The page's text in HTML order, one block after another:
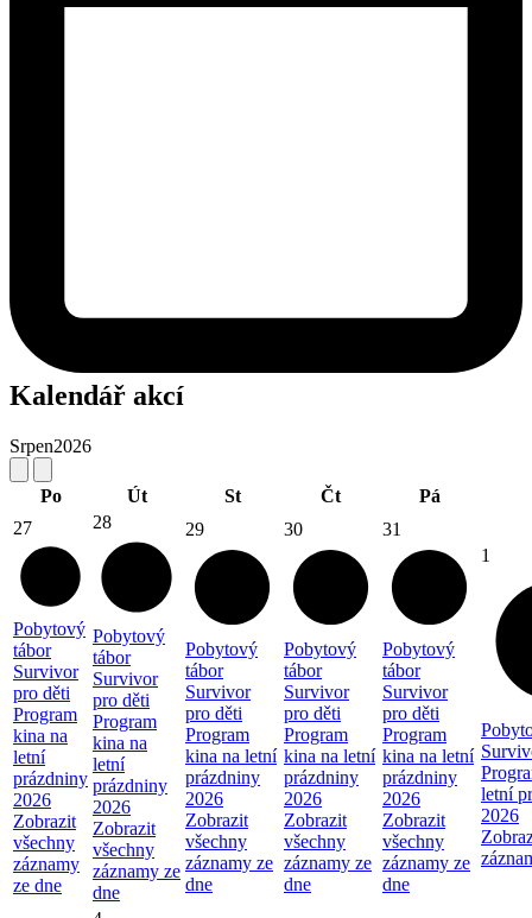
Kalendář akcí
Srpen2026
Po Út St Čt
Pá
27
Pobytový
tábor
Survivor
pro děti
Program
kina na
letní
prázdniny
2026
Zobrazit
všechny
záznamy
ze dne
28
Pobytový
tábor
Survivor
pro děti
Program
kina na
letní
prázdniny
2026
Zobrazit
všechny
záznamy ze
dne
29
Pobytový
tábor
Survivor
pro děti
Program
kina na letní
prázdniny
2026
Zobrazit
všechny
záznamy ze
dne
30
Pobytový
tábor
Survivor
pro děti
Program
kina na letní
prázdniny
2026
Zobrazit
všechny
záznamy ze
dne
31
Pobytový
tábor
Survivor
pro děti
Program
kina na letní
prázdniny
2026
Zobrazit
všechny
záznamy ze
dne
1
letní
2026